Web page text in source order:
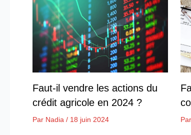
Faut-il vendre les actions du
crédit agricole en 2024 ?
Par Nadia / 18 juin 2024 Par